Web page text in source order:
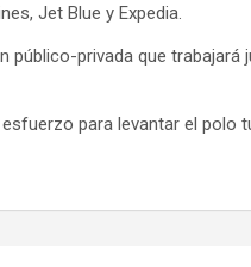
Jet Blue y Expedia.
privada que
para levantar el